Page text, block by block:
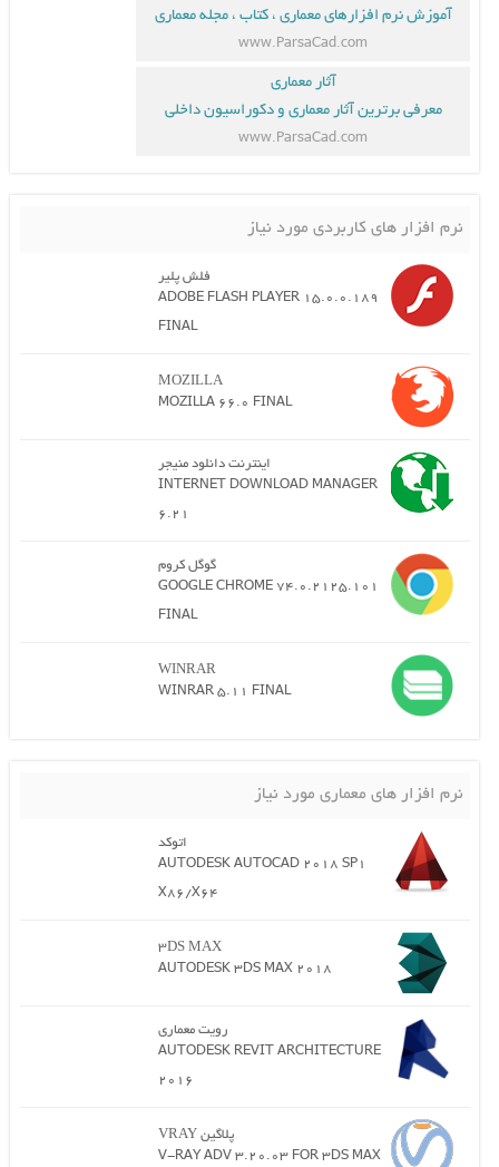
آموزش نرم افزارهای معماری ، کتاب ، مجله معماری
www.ParsaCad.com
آثار معماری
معرفی برترین آثار معماری و دکوراسیون داخلی
www.ParsaCad.com
نرم افزار های کاربردی مورد نیاز
فلش پلیر
ADOBE FLASH PLAYER 15.0.0.189
FINAL
MOZILLA
MOZILLA 66.0 FINAL
اینترنت دانلود منیجر
INTERNET DOWNLOAD MANAGER
6.21
گوگل کروم
GOOGLE CHROME 74.0.2125.101
FINAL
WINRAR
WINRAR 5.11 FINAL
نرم افزار های معماری مورد نیاز
اتوکد
AUTODESK AUTOCAD 2018 SP1
X86/X64
3DS MAX
AUTODESK 3DS MAX 2018
رویت معماری
AUTODESK REVIT ARCHITECTURE
2016
پلاگین VRAY
V-RAY ADV 3.20.03 FOR 3DS MAX